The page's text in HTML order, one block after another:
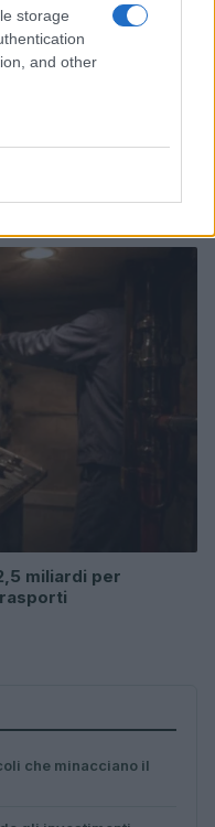
storage
and other
gli investimenti
miliardi per
che minacciano il